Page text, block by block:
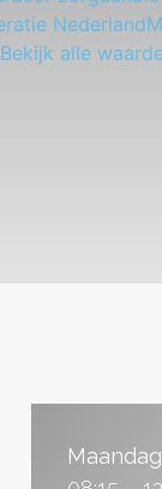
Bekijk alle